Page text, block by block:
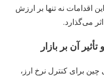
اقدامات نه تنها بر ارزش
می‌گذارد.
آن بر بازار
چین برای کنترل نرخ ارز،